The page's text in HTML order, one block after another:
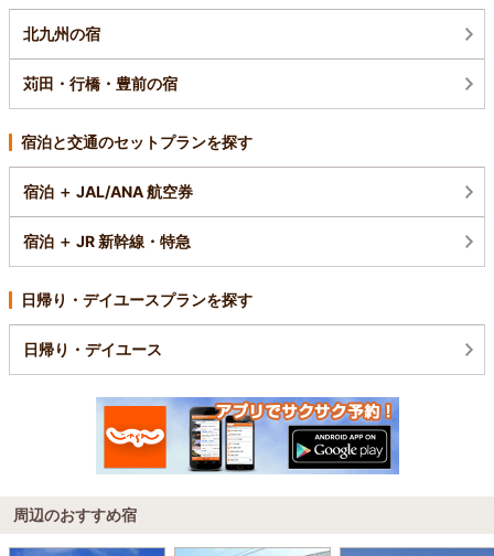
北九州の宿
苅田・行橋・豊前の宿
宿泊と交通のセットプランを探す
宿泊 ＋ JAL/ANA 航空券
宿泊 ＋ JR 新幹線・特急
日帰り・デイユースプランを探す
日帰り・デイユース
周辺のおすすめ宿